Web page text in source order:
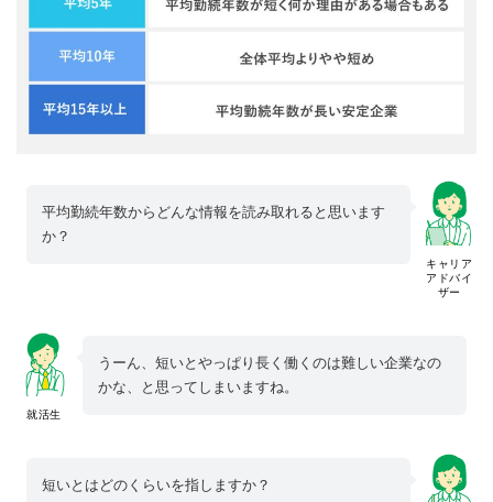
キャリア
アドバイ
ザー
平均勤続年数からどんな情報を読み取れると思います
か？
就活生
うーん、短いとやっぱり長く働くのは難しい企業なの
かな、と思ってしまいますね。
短いとはどのくらいを指しますか？